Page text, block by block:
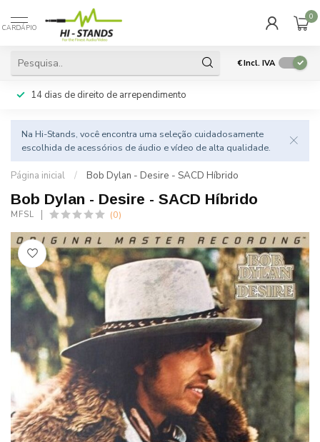
CARDÁPIO
0
€Incl. IVA
14 dias de direito de arrependimento
Na Hi-Stands, você encontra uma seleção cuidadosamente
escolhida de acessórios de áudio e vídeo de alta qualidade.
Página inicial / Bob Dylan - Desire - SACD Híbrido
Bob Dylan - Desire - SACD Híbrido
MFSL (0)